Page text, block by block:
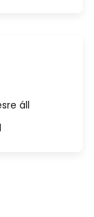
áll